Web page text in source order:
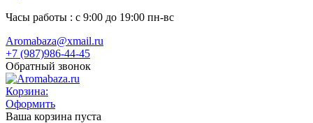
Часы работы : с 9:00 до 19:00 пн-вс
Aromabaza@xmail.ru
+7 (987)986-44-45
Обратный звонок
Корзина:
Оформить
Ваша корзина пуста